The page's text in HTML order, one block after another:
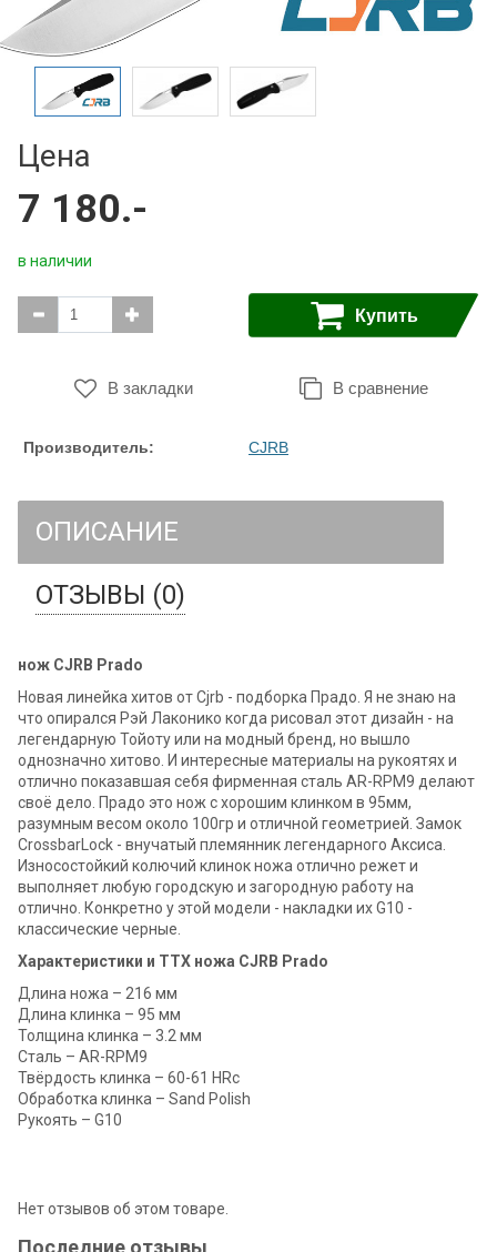
Цена
7 180.-
в наличии
Купить
В закладки В сравнение
Производитель: CJRB
ОПИСАНИЕ
ОТЗЫВЫ (0)
нож CJRB Prado
Новая линейка хитов от Cjrb - подборка Прадо. Я не знаю на
что опирался Рэй Лаконико когда рисовал этот дизайн - на
легендарную Тойоту или на модный бренд, но вышло
однозначно хитово. И интересные материалы на рукоятях и
отлично показавшая себя фирменная сталь AR-RPM9 делают
своё дело. Прадо это нож с хорошим клинком в 95мм,
разумным весом около 100гр и отличной геометрией. Замок
CrossbarLock - внучатый племянник легендарного Аксиса.
Износостойкий колючий клинок ножа отлично режет и
выполняет любую городскую и загородную работу на
отлично. Конкретно у этой модели - накладки их G10 -
классические черные.
Характеристики и ТТХ ножа CJRB Prado
Длина ножа – 216 мм
Длина клинка – 95 мм
Толщина клинка – 3.2 мм
Сталь – AR-RPM9
Твёрдость клинка – 60-61 HRc
Обработка клинка – Sand Polish
Рукоять – G10
Нет отзывов об этом товаре.
Последние отзывы